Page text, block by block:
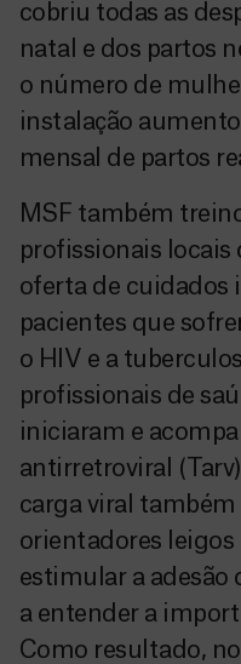
cobriu todas as
natal e dos partos
o número de
instalação
mensal de partos
MSF também
profissionais locais
oferta de cuidados
pacientes que
o HIV e a
profissionais de
iniciaram e
antirretroviral
carga viral
orientadores
estimular a adesão
a entender a
Como resultado,